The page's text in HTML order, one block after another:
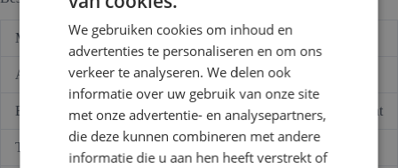
aantalMontagewijze Opbouw (stucwerk)
Aantal fasen 1
Beveiliging Installatie-/aardlekautomaat
Totaal aantal groepen
We gebruiken cookies om inhoud en
advertenties te personaliseren en om ons
verkeer te analyseren. We delen ook
informatie over uw gebruik van onze site
met onze advertentie- en analysepartners,
die deze kunnen combineren met andere
informatie die u aan hen heeft verstrekt of